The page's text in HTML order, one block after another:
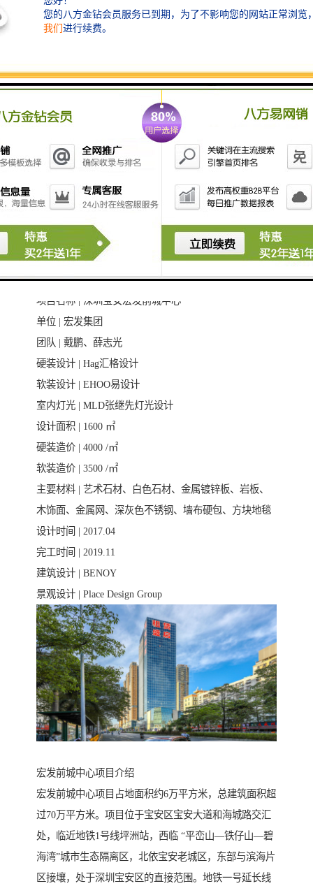
风格时尚大气，张力和国际感。
设计思路
- 超高楼层，一览浩瀚临海景观
- 建筑精致，国际化，设计感
- 特有的国家区域
鲜明的项目特质及场域背景构成了本案的设计方向：我
们在延续建筑风格的基础上，摒弃传统展厅的空间形态
质•舒适”的概念提点、铺线、连面，用现代而开放的设
造出兼具现代科技感和艺术气息，能够让观者产生情感
共鸣，集办公、展示、接待功能于一体的国际商务体验
空间。
项目名称 | 深圳宝安宏发前城中心
单位 | 宏发集团
团队 | 戴鹏、薛志光
硬装设计 | Hag汇格设计
软装设计 | EHOO易设计
室内灯光 | MLD张继先灯光设计
设计面积 | 1600 ㎡
硬装造价 | 4000 /㎡
软装造价 | 3500 /㎡
主要材料 | 艺术石材、白色石材、金属镀锌板、岩板、
木饰面、金属网、深灰色不锈钢、墙布硬包、方块地毯
设计时间 | 2017.04
完工时间 | 2019.11
建筑设计 | BENOY
景观设计 | Place Design Group
宏发前城中心项目介绍
宏发前城中心项目占地面积约6万平方米，总建筑面积超
过70万平方米。项目位于宝安区宝安大道和海城路交汇
处，临近地铁1号线坪洲站，西临 “平峦山—铁仔山—碧
海湾”城市生态隔离区，北依宝安老城区，东部与滨海片
区接壤，处于深圳宝安区的直接范围。地铁一号延长线